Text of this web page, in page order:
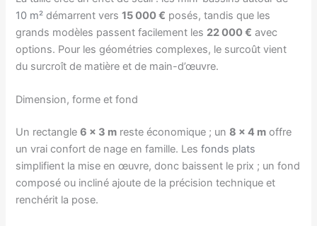
10 m² démarrent vers15 000 € posés, tandis que les
grands modèles passent facilement les 22 000 € avec
options. Pour les géométries complexes, le surcoût vient
du surcroît de matière et de main-d’œuvre.
Dimension, forme et fond
Un rectangle6 × 3 m reste économique ; un8 × 4 m offre
un vrai confort de nage en famille. Lesfonds plats
simplifient la mise en œuvre, donc baissent le prix ; un fond
composé ou incliné ajoute de la précision technique et
renchérit la pose.